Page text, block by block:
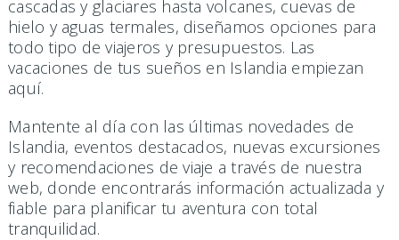
cascadas y glaciares hasta volcanes, cuevas de
hielo y aguas termales, diseñamos opciones para
todo tipo de viajeros y presupuestos. Las
vacaciones de tus sueños en Islandia empiezan
aquí.
Mantente al día con las últimas novedades de
Islandia, eventos destacados, nuevas excursiones
y recomendaciones de viaje a través de nuestra
web, donde encontrarás información actualizada y
fiable para planificar tu aventura con total
tranquilidad.